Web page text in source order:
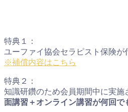
特典１：
ユーファイ協会セラピスト保険が
※補償内容はこちら
特典２：
知識研鑽のため会員期間中に実施
面講習＋オンライン講習が何回で